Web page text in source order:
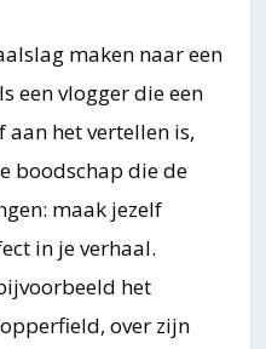
maken naar een
een vlogger die een
aan het vertellen is,
boodschap die de
maak jezelf
in je verhaal.
het
over zijn